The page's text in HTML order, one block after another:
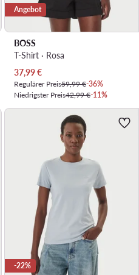
Angebot
BOSS
T-Shirt · Rosa
Aktueller Preis
37,99€
Regulärer Preis59,99 €-36%
Niedrigster Preis42,99 €-11%
-22%